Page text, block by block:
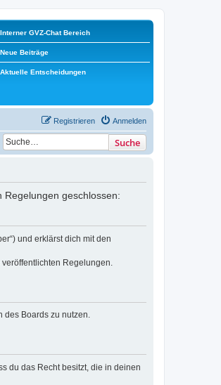
Interner GVZ-Chat Bereich
Neue Beiträge
Aktuelle Entscheidungen
Anmelden
Registrieren
Suche
Regelungen geschlossen:
und erklärst dich mit den
Regelungen.
des Boards zu nutzen.
du das Recht besitzt, die in deinen